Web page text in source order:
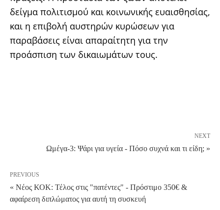
δείγμα πολιτισμού και κοινωνικής ευαισθησίας,
και η επιβολή αυστηρών κυρώσεων για
παραβάσεις είναι απαραίτητη για την
προάσπιση των δικαιωμάτων τους.
NEXT
Ωμέγα-3: Ψάρι για υγεία - Πόσο συχνά και τι είδη; »
PREVIOUS
« Νέος ΚΟΚ: Τέλος στις "πατέντες" - Πρόστιμο 350€ &
αφαίρεση διπλώματος για αυτή τη συσκευή